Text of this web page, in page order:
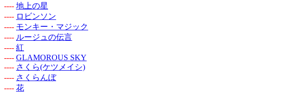
---- 地上の星
---- ロビンソン
---- モンキー・マジック
---- ルージュの伝言
---- 紅
---- GLAMOROUS SKY
---- さくら(ケツメイシ)
---- さくらんぼ
---- 花